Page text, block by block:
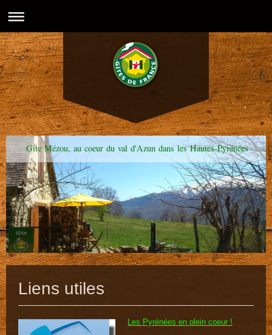
Gîte Mézou, au coeur du val d'Azun dans les Hautes-Pyrénées
Liens utiles
Les Pyrénées en plein coeur !